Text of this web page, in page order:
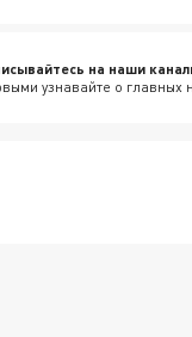
на наши
узнавайте о главных